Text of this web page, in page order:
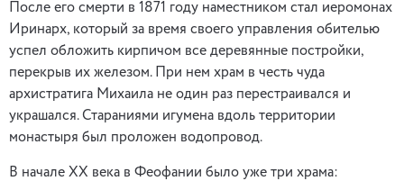
После его смерти в 1871 году наместником стал иеромонах
Иринарх, который за время своего управления обителью
успел обложить кирпичом все деревянные постройки,
перекрыв их железом. При нем храм в честь чуда
архистратига Михаила не один раз перестраивался и
украшался. Стараниями игумена вдоль территории
монастыря был проложен водопровод.
В начале ХХ века в Феофании было уже три храма: